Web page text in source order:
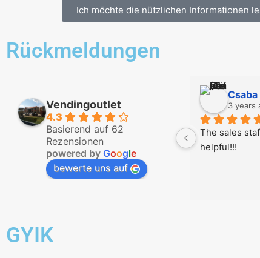
Ich möchte die nützlichen Informationen
Rückmeldungen
Vendingoutlet
4.3
Basierend auf 62
Rezensionen
powered by Google
bewerte uns auf
3 years ago 3 years
The sales
helpful!!!
GYIK